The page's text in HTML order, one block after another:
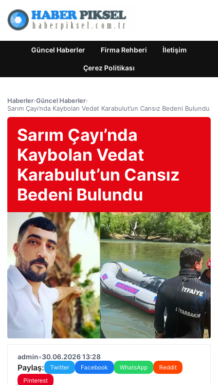
Güncel Haberler Firma Rehberi İletişim
Çerez Politikası
Haberler›Güncel Haberler›
Sarım Çayı’nda Kaybolan Vedat Karabulut’un Cansız Bedeni Bulundu
Sarım Çayı’nda
Kaybolan Vedat
Karabulut’un Cansız
Bedeni Bulundu
admin•30.06.2026 13:28
Paylaş: Twitter Facebook WhatsApp
Reddit
Pinterest